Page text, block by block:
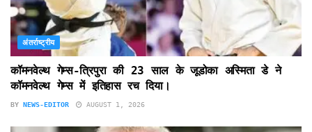
अंतर्राष्ट्रीय
कॉमनवेल्थ गेम्स-त्रिपुरा की 23 साल के जूडोका अस्मिता डे ने
कॉमनवेल्थ गेम्स में इतिहास रच दिया।
BY NEWS-EDITOR AUGUST 1, 2026